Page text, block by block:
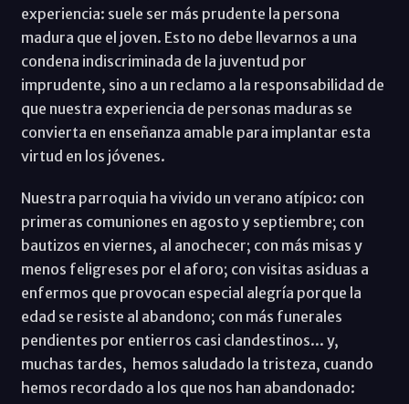
experiencia: suele ser más prudente la persona
madura que el joven. Esto no debe llevarnos a una
condena indiscriminada de la juventud por
imprudente, sino a un reclamo a la responsabilidad de
que nuestra experiencia de personas maduras se
convierta en enseñanza amable para implantar esta
virtud en los jóvenes.
Nuestra parroquia ha vivido un verano atípico: con
primeras comuniones en agosto y septiembre; con
bautizos en viernes, al anochecer; con más misas y
menos feligreses por el aforo; con visitas asiduas a
enfermos que provocan especial alegría porque la
edad se resiste al abandono; con más funerales
pendientes por entierros casi clandestinos... y,
muchas tardes, hemos saludado la tristeza, cuando
hemos recordado a los que nos han abandonado: